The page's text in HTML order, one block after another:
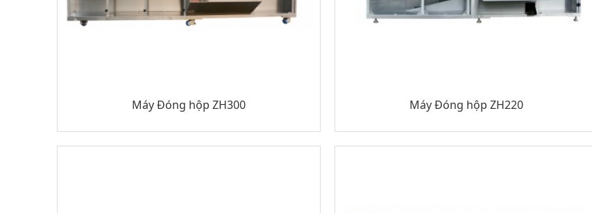
Máy Đóng hộp ZH300 Máy Đóng hộp ZH220